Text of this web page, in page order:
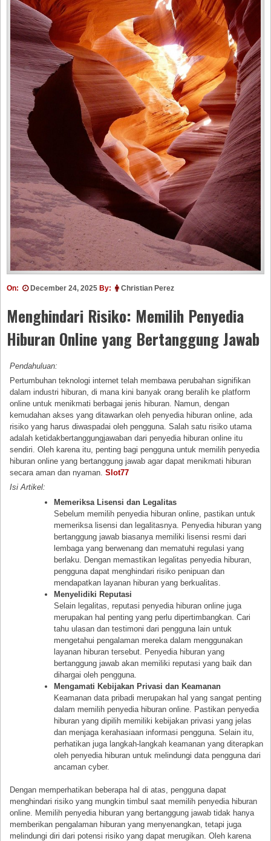
On: December 24, 2025 By: Christian Perez
Menghindari Risiko: Memilih Penyedia
Hiburan Online yang Bertanggung Jawab
Pendahuluan:
Pertumbuhan teknologi internet telah membawa perubahan signifikan
dalam industri hiburan, di mana kini banyak orang beralih ke platform
online untuk menikmati berbagai jenis hiburan. Namun, dengan
kemudahan akses yang ditawarkan oleh penyedia hiburan online, ada
risiko yang harus diwaspadai oleh pengguna. Salah satu risiko utama
adalah ketidakbertanggungjawaban dari penyedia hiburan online itu
sendiri. Oleh karena itu, penting bagi pengguna untuk memilih penyedia
hiburan online yang bertanggung jawab agar dapat menikmati hiburan
secara aman dan nyaman.Slot77
Isi Artikel:
Memeriksa Lisensi dan Legalitas
Sebelum memilih penyedia hiburan online, pastikan untuk
memeriksa lisensi dan legalitasnya. Penyedia hiburan yang
bertanggung jawab biasanya memiliki lisensi resmi dari
lembaga yang berwenang dan mematuhi regulasi yang
berlaku. Dengan memastikan legalitas penyedia hiburan,
pengguna dapat menghindari risiko penipuan dan
mendapatkan layanan hiburan yang berkualitas.
Menyelidiki Reputasi
Selain legalitas, reputasi penyedia hiburan online juga
merupakan hal penting yang perlu dipertimbangkan. Cari
tahu ulasan dan testimoni dari pengguna lain untuk
mengetahui pengalaman mereka dalam menggunakan
layanan hiburan tersebut. Penyedia hiburan yang
bertanggung jawab akan memiliki reputasi yang baik dan
dihargai oleh pengguna.
Mengamati Kebijakan Privasi dan Keamanan
Keamanan data pribadi merupakan hal yang sangat penting
dalam memilih penyedia hiburan online. Pastikan penyedia
hiburan yang dipilih memiliki kebijakan privasi yang jelas
dan menjaga kerahasiaan informasi pengguna. Selain itu,
perhatikan juga langkah-langkah keamanan yang diterapkan
oleh penyedia hiburan untuk melindungi data pengguna dari
ancaman cyber.
Dengan memperhatikan beberapa hal di atas, pengguna dapat
menghindari risiko yang mungkin timbul saat memilih penyedia hiburan
online. Memilih penyedia hiburan yang bertanggung jawab tidak hanya
memberikan pengalaman hiburan yang menyenangkan, tetapi juga
melindungi diri dari potensi risiko yang dapat merugikan. Oleh karena